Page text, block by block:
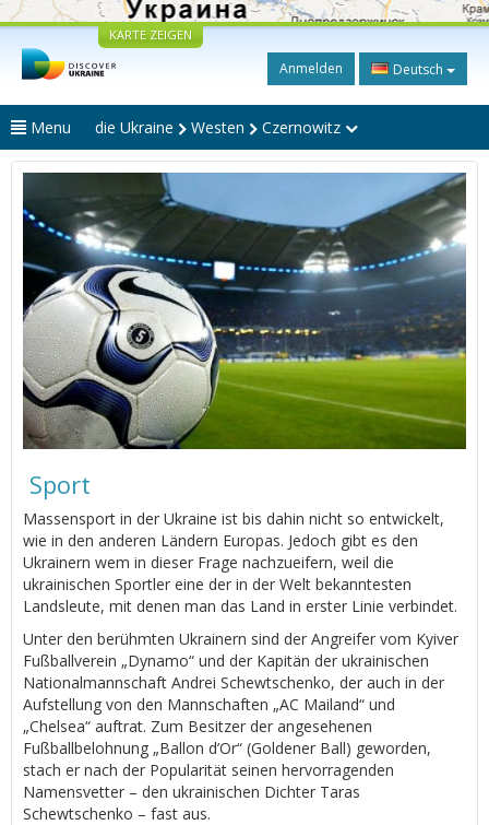
KARTE ZEIGEN
Anmelden Deutsch
Menu die Ukraine Westen Czernowitz
Sport
Massensport in der Ukraine ist bis dahin nicht so entwickelt,
wie in den anderen Ländern Europas. Jedoch gibt es den
Ukrainern wem in dieser Frage nachzueifern, weil die
ukrainischen Sportler eine der in der Welt bekanntesten
Landsleute, mit denen man das Land in erster Linie verbindet.
Unter den berühmten Ukrainern sind der Angreifer vom Kyiver
Fußballverein „Dynamo“ und der Kapitän der ukrainischen
Nationalmannschaft Andrei Schewtschenko, der auch in der
Aufstellung von den Mannschaften „AC Mailand“ und
„Chelsea“ auftrat. Zum Besitzer der angesehenen
Fußballbelohnung „Ballon d’Or“ (Goldener Ball) geworden,
stach er nach der Popularität seinen hervorragenden
Namensvetter – den ukrainischen Dichter Taras
Schewtschenko – fast aus.